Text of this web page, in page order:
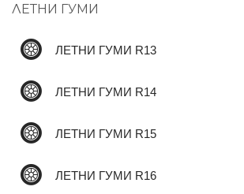
ЛЕТНИ ГУМИ
ЛЕТНИ ГУМИ R13
ЛЕТНИ ГУМИ R14
ЛЕТНИ ГУМИ R15
ЛЕТНИ ГУМИ R16